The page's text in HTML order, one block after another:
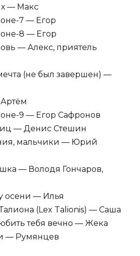
— Макс
7 — Егор
8 — Егор
— Алекс, приятель
(не был завершен) —
9 — Егор Сафронов
— Денис Стешин
мальчики — Юрий
— Володя Гончаров,
осени — Илья
(Lex Talionis) — Саша
тебя вечно — Жека
— Румянцев